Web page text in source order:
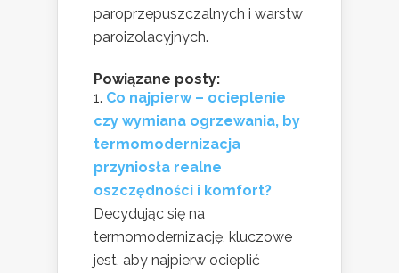
paroprzepuszczalnych i warstw
paroizolacyjnych.
Powiązane posty:
Co najpierw – ocieplenie
czy wymiana ogrzewania, by
termomodernizacja
przyniosła realne
oszczędności i komfort?
Decydując się na
termomodernizację, kluczowe
jest, aby najpierw ocieplić